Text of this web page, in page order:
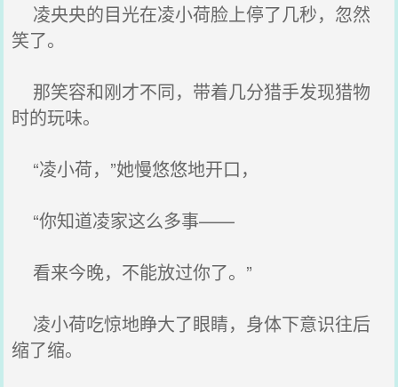
凌央央的目光在凌小荷脸上停了几秒，忽然
笑了。
那笑容和刚才不同，带着几分猎手发现猎物
时的玩味。
“凌小荷，”她慢悠悠地开口，
“你知道凌家这么多事——
看来今晚，不能放过你了。”
凌小荷吃惊地睁大了眼睛，身体下意识往后
缩了缩。